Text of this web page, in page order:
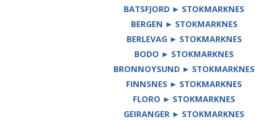
BATSFJORD ► STOKMARKNES
BERGEN ► STOKMARKNES
BERLEVAG ► STOKMARKNES
BODO ► STOKMARKNES
BRONNOYSUND ► STOKMARKNES
FINNSNES ► STOKMARKNES
FLORO ► STOKMARKNES
GEIRANGER ► STOKMARKNES